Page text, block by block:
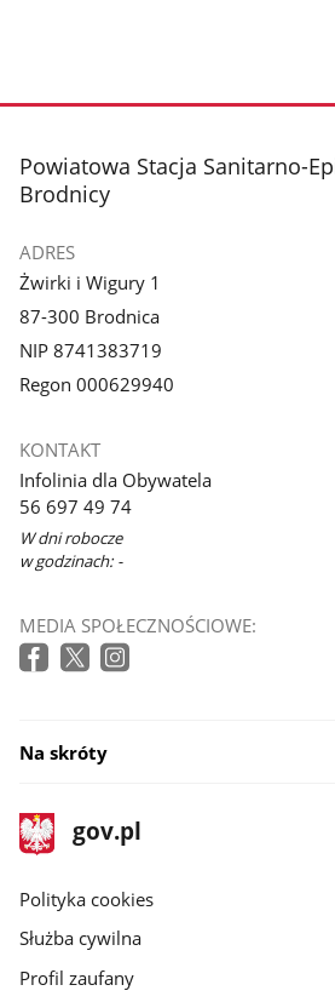
stopka
Powiatowa Stacja Sanitarno-
Brodnicy
ADRES
Żwirki i Wigury 1
87-300 Brodnica
NIP 8741383719
Regon 000629940
KONTAKT
Infolinia dla Obywatela
56 697 49 74
W dni robocze
w godzinach: -
MEDIA SPOŁECZNOŚCIOWE:
Na skróty
stopka
gov.pl
Strona
gov.pl
gov.pl
Polityka cookies
Służba cywilna
Profil zaufany